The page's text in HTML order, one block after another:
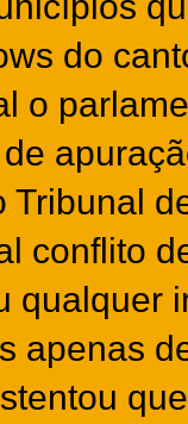
do
o
Tribunal
conflito
qualquer
apenas